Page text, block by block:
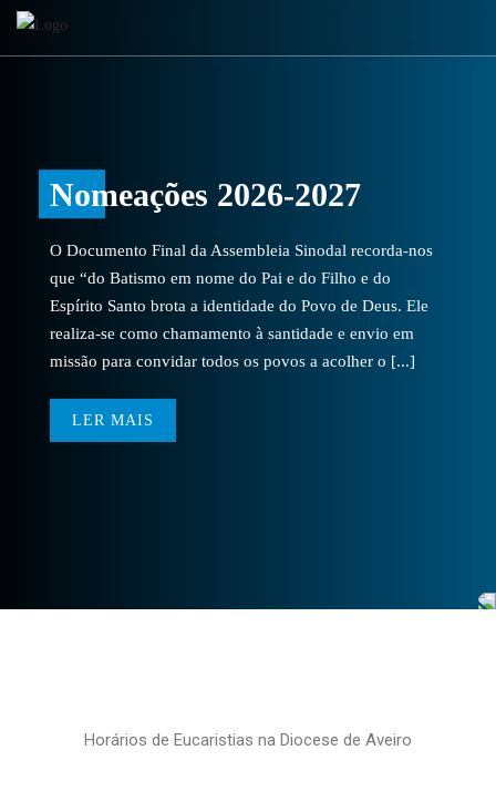
Nomeações 2026-2027
O Documento Final da Assembleia Sinodal recorda-nos
que “do Batismo em nome do Pai e do Filho e do
Espírito Santo brota a identidade do Povo de Deus. Ele
realiza-se como chamamento à santidade e envio em
missão para convidar todos os povos a acolher o [...]
LER MAIS
Horários de Eucaristias na Diocese de Aveiro